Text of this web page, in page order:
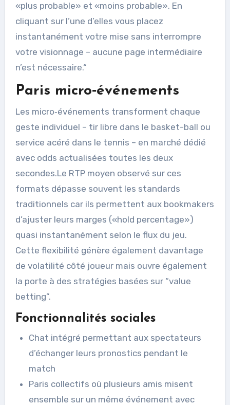
«​plus probable​» et «​moins probable​». En
cliquant sur l’une d’elles vous placez
instantanément votre mise sans interrompre
votre visionnage – aucune page intermédiaire
n’est nécessaire.“
Paris micro‑événements
Les micro‑événements transforment chaque
geste individuel – tir libre dans le basket-ball ou
service acéré dans le tennis – en marché dédié
avec odds actualisées toutes les deux
secondes.Le RTP moyen observé sur ces
formats dépasse souvent les standards
traditionnels car ils permettent aux bookmakers
d’ajuster leurs marges («​hold percentage​»)
quasi instantanément selon le flux du jeu.
Cette flexibilité génère également davantage
de volatilité côté joueur mais ouvre également
la porte à des stratégies basées sur “value
betting”.
Fonctionnalités sociales
Chat intégré permettant aux spectateurs
d’échanger leurs pronostics pendant le
match
Paris collectifs où plusieurs amis misent
ensemble sur un même événement avec